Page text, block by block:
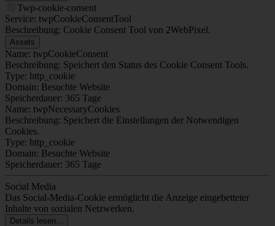
Twp-cookie-consent
Service: twpCookieConsentTool
Beschreibung: Cookie Consent Tool von 2WebPixel.
Assets
Name: twpCookieConsent
Beschreibung: Speichert den Status des Cookie Consent Tools.
Type: http_cookie
Domain: Besuchte Website
Speicherdauer: 365 Tage
Name: twpNecessaryCookies
Beschreibung: Speichert die Einstellungen der Notwendigen
Cookies.
Type: http_cookie
Domain: Besuchte Website
Speicherdauer: 365 Tage
Social Media
Das Social-Media-Cookie ermöglicht die Anzeige eingebetteter
Inhalte von sozialen Netzwerken.
Details lesen...